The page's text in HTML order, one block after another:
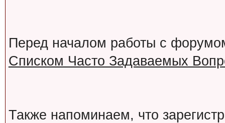
Перед началом работы с
Списком Часто Задаваемых
Также напоминаем, что